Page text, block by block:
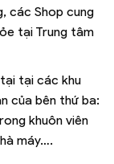
các Shop cung
tại Trung tâm
tại các khu
của bên thứ ba:
khuôn viên
máy….